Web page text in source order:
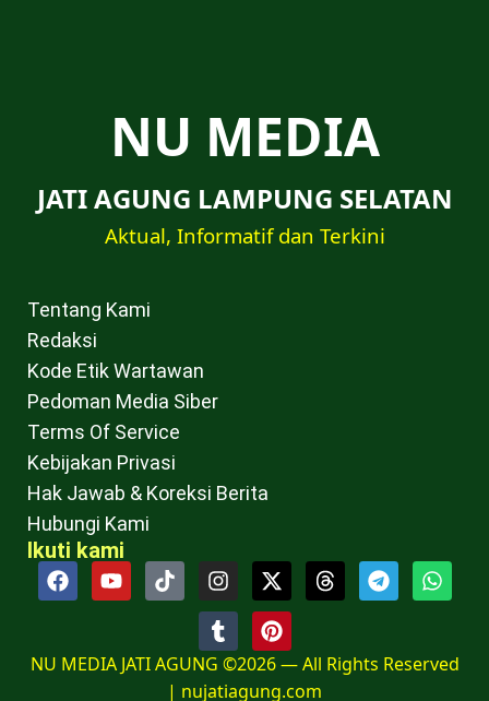
NU MEDIA
JATI AGUNG LAMPUNG SELATAN
Aktual, Informatif dan Terkini
Tentang Kami
Redaksi
Kode Etik Wartawan
Pedoman Media Siber
Terms Of Service
Kebijakan Privasi
Hak Jawab & Koreksi Berita
Hubungi Kami
Ikuti kami
NU MEDIA JATI AGUNG ©2026 — All Rights Reserved
| nujatiagung.com